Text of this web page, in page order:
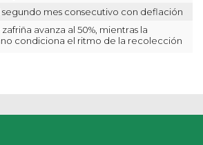
segundo mes consecutivo con deflación
avanza al 50%, mientras la
condiciona el ritmo de la recolección